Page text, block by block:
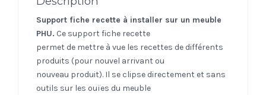
Support fiche recette à installer sur un meuble
PHU. Ce support fiche recette
permet de mettre à vue les recettes de différents
produits (pour nouvel arrivant ou
nouveau produit). Il se clipse directement et sans
outils sur les ouïes du meuble